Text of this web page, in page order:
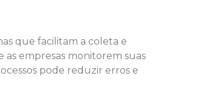
que facilitam a coleta e
as empresas monitorem suas
pode reduzir erros e